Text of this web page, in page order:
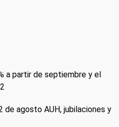
a partir de septiembre y el
de agosto AUH, jubilaciones y